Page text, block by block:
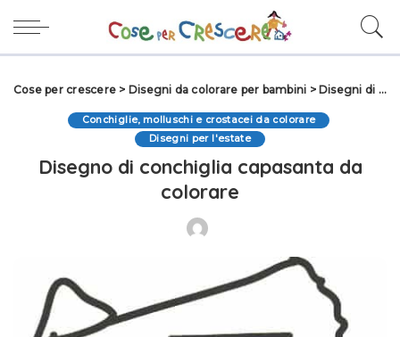
Cose per crescere > Disegni da colorare per bambini > Disegni di Animali da colorare
Conchiglie, molluschi e crostacei da colorare
Disegni per l'estate
Disegno di conchiglia capasanta da
colorare